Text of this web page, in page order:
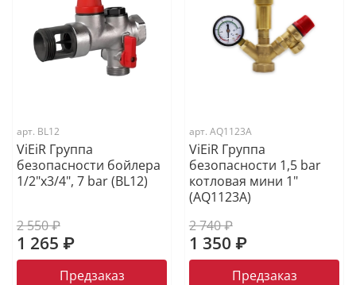
арт. BL12
ViEiR Группа
безопасности бойлера
1/2"х3/4", 7 bar (BL12)
2 550 ₽
1 265 ₽
Предзаказ
арт. AQ1123A
ViEiR Группа
безопасности 1,5 bar
котловая мини 1"
(AQ1123A)
2 740 ₽
1 350 ₽
Предзаказ